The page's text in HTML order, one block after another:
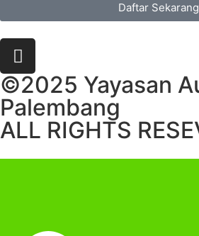
Daftar Sekarang
©2025 Yayasan
Palembang
ALL RIGHTS